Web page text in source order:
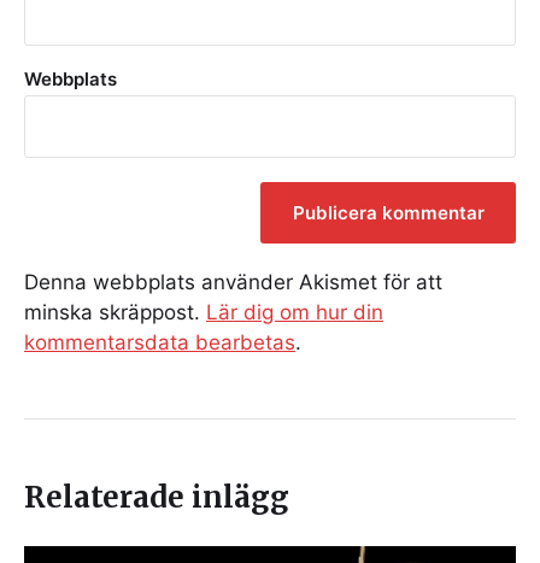
Webbplats
Denna webbplats använder Akismet för att
minska skräppost. Lär dig om hur din
kommentarsdata bearbetas.
Relaterade inlägg